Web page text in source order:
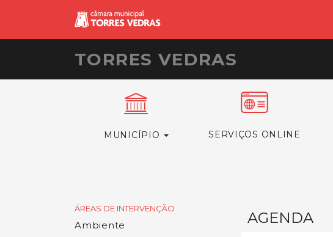
TORRES VEDRAS
MUNICÍPIO SERVIÇOS ONLINE
ÁREAS DE INTERVENÇÃO
Ambiente
AGENDA